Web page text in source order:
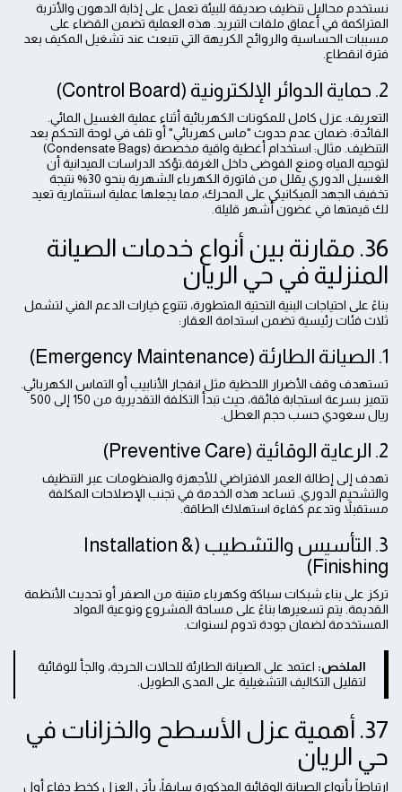
نستخدم محاليل تنظيف صديقة للبيئة تعمل على إذابة الدهون والأتربة
المتراكمة في أعماق ملفات التبريد. هذه العملية تضمن القضاء على
مسببات الحساسية والروائح الكريهة التي تنبعث عند تشغيل المكيف بعد
فترة انقطاع.
2. حماية الدوائر الإلكترونية (Control Board)
التعريف: عزل كامل للمكونات الكهربائية أثناء عملية الغسيل المائي.
الفائدة: ضمان عدم حدوث "ماس كهربائي" أو تلف في لوحة التحكم بعد
التنظيف. مثال: استخدام أغطية واقية مخصصة (Condensate Bags)
لتوجيه المياه ومنع الفوضى داخل الغرفة.تؤكد الدراسات الميدانية أن
الغسيل الدوري يقلل من فاتورة الكهرباء الشهرية بنحو 30% نتيجة
تخفيف الجهد الميكانيكي على المحرك، مما يجعلها عملية استثمارية تعيد
لك قيمتها في غضون أشهر قليلة.
36. مقارنة بين أنواع خدمات الصيانة
المنزلية في حي الريان
بناءً على احتياجات البنية التحتية المتطورة، تتنوع خيارات الدعم الفني لتشمل
ثلاث فئات رئيسية تضمن استدامة العقار:
1. الصيانة الطارئة (Emergency Maintenance)
تستهدف وقف الأضرار اللحظية مثل انفجار الأنابيب أو التماس الكهربائي.
تتميز بسرعة استجابة فائقة، حيث تبدأ التكلفة التقديرية من 150 إلى 500
ريال سعودي حسب حجم العطل.
2. الرعاية الوقائية (Preventive Care)
تهدف إلى إطالة العمر الافتراضي للأجهزة والمنظومات عبر التنظيف
والتشحيم الدوري. تساعد هذه الخدمة في تجنب الإصلاحات المكلفة
مستقبلاً وتدعم كفاءة استهلاك الطاقة.
3. التأسيس والتشطيب (Installation &
Finishing)
تركز على بناء شبكات سباكة وكهرباء متينة من الصفر أو تحديث الأنظمة
القديمة. يتم تسعيرها بناءً على مساحة المشروع ونوعية المواد
المستخدمة لضمان جودة تدوم لسنوات.
الملخص: اعتمد على الصيانة الطارئة للحالات الحرجة، والجأ للوقائية
لتقليل التكاليف التشغيلية على المدى الطويل.
37. أهمية عزل الأسطح والخزانات في
حي الريان
ارتباطاً بأنواع الصيانة الوقائية المذكورة سابقاً، يأتي العزل كخط دفاع أول